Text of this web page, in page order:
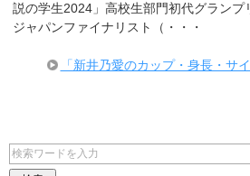
説の学生2024」高校生部門初代グランプ
ジャパンファイナリスト（・・・
「新井乃愛のカップ・身長・サ